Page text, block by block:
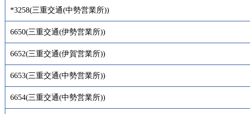
*3258(三重交通(中勢営業所))
6650(三重交通(伊勢営業所))
6652(三重交通(伊賀営業所))
6653(三重交通(中勢営業所))
6654(三重交通(中勢営業所))